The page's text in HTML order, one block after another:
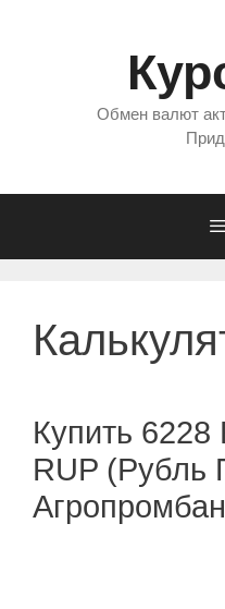
Обмен валют
Купить 6228
RUP (Рубль